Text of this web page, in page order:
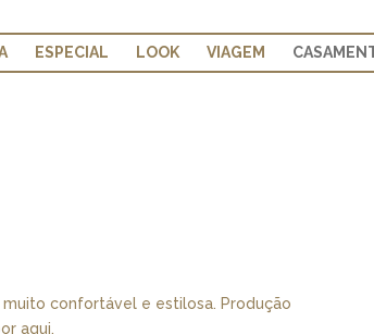
ESPECIAL LOOK VIAGEM
confortável e estilosa. Produção
aqui.